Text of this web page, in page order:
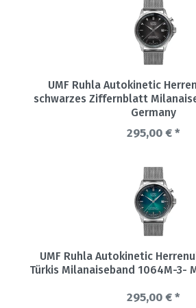
UMF Ruhla Autokinetic
schwarzes Ziffernblatt
Germany
295,00 € *
UMF Ruhla Autokinetic
Türkis Milanaiseband 1064M-3-
295,00 € *